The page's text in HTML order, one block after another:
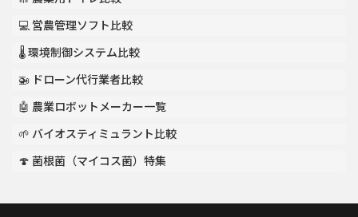
💻 営農管理ソフト比較
🌡️ 環境制御システム比較
🚁 ドローン代行業者比較
🤖 農業ロボットメーカー一覧
🌱 バイオスティミュラント比較
🍄 菌根菌（マイコス菌）特集